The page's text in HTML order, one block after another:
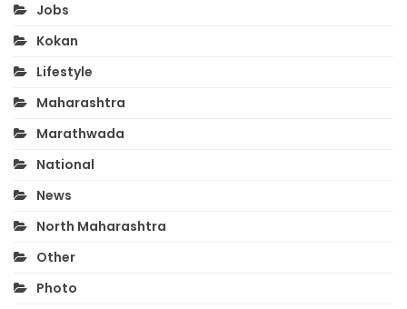
Jobs
Kokan
Lifestyle
Maharashtra
Marathwada
National
News
North Maharashtra
Other
Photo